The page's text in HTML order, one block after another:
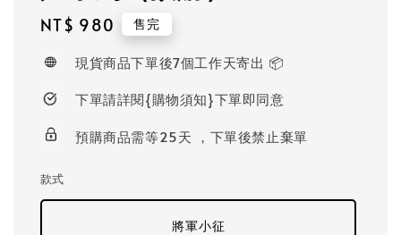
Regular
NT$ 980 售完
現貨商品下單後7個工作天寄出 📦
下單請詳閱{購物須知}下單即同意
預購商品需等25天 ，下單後禁止棄單
款式
將軍小征